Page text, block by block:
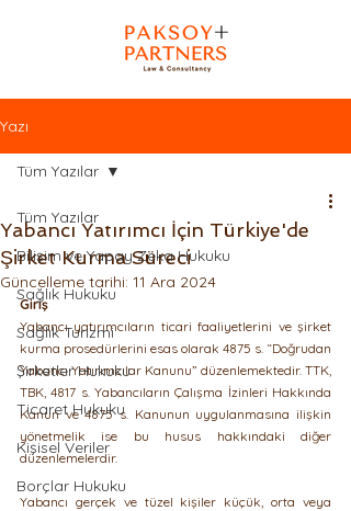
Yazı
Tüm Yazılar
Bilişim ve Yapay Zeka Hukuku
Sağlık Hukuku
Sağlık Turizmi
Şirketler Hukuku
Ticaret Hukuku
Kişisel Veriler
Borçlar Hukuku
Tüm Yazılar
Yabancı Yatırımcı İçin Türkiye'de
Şirket Kurma Süreci
Güncelleme tarihi: 11 Ara 2024
Giriş
Yabancı yatırımcıların ticari faaliyetlerini ve şirket
kurma prosedürlerini esas olarak 4875 s. “Doğrudan
Yabancı Yatırımcılar Kanunu” düzenlemektedir. TTK,
TBK, 4817 s. Yabancıların Çalışma İzinleri Hakkında
Kanun ve 4875 s. Kanunun uygulanmasına ilişkin
yönetmelik ise bu husus hakkındaki diğer
düzenlemelerdir.
Yabancı gerçek ve tüzel kişiler küçük, orta veya